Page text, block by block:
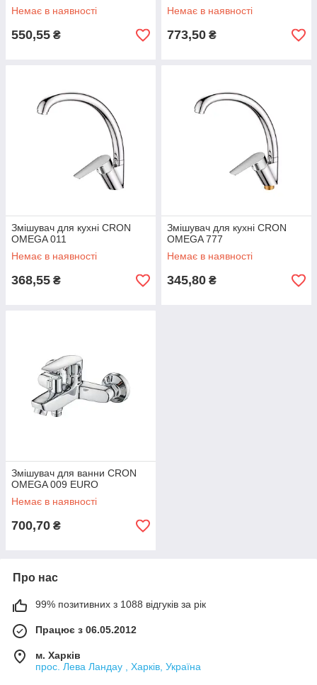
Немає в наявності
550,55 ₴
Немає в наявності
773,50 ₴
Змішувач для кухні CRON
OMEGA 011
Немає в наявності
368,55 ₴
Змішувач для кухні CRON
OMEGA 777
Немає в наявності
345,80 ₴
Змішувач для ванни CRON
OMEGA 009 EURO
Немає в наявності
700,70 ₴
Про нас
99% позитивних з 1088 відгуків за рік
Працює з 06.05.2012
м. Харків
прос. Лева Ландау , Харків, Україна